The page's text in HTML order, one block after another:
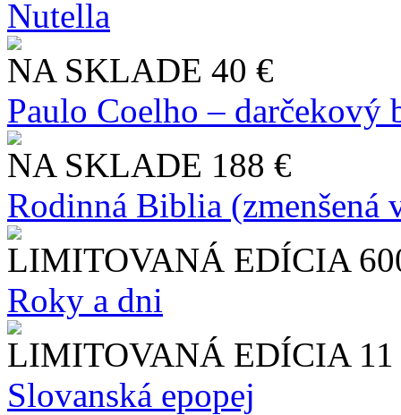
Nutella
NA SKLADE 40 €
Paulo Coelho – darčekový
NA SKLADE 188 €
Rodinná Biblia (zmenšená
LIMITOVANÁ EDÍCIA
Roky a dni
LIMITOVANÁ EDÍCIA
Slo​vanská epopej